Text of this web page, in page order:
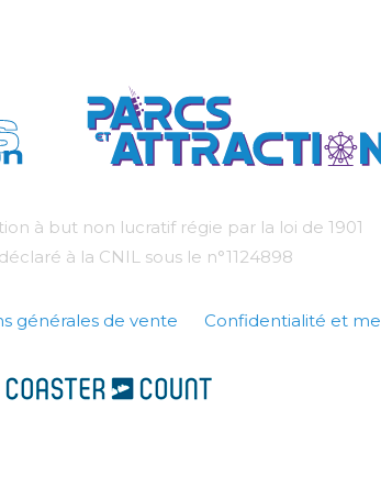
à but non lucratif régie par la loi de 1901
à la CNIL sous le n°1124898
générales de vente Confidentialité et